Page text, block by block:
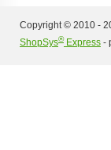
Copyright © 2010 -
ShopSys®Express -